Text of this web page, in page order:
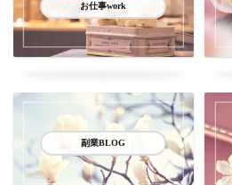
お仕事work
副業BLOG